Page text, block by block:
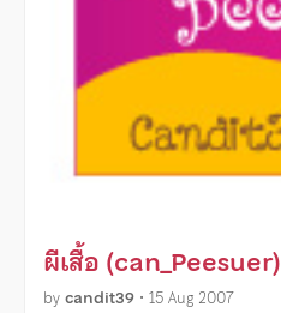
ผีเสื้อ (can_Peesuer)
bycandit39 • 15 Aug 2007